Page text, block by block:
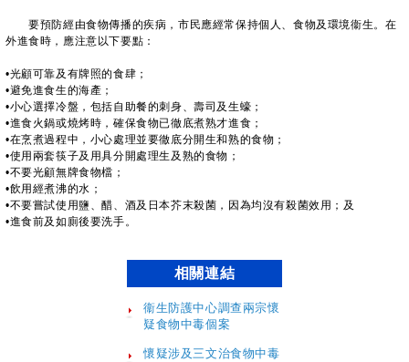
要預防經由食物傳播的疾病，市民應經常保持個人、食物及環境衞生。在
外進食時，應注意以下要點：
•光顧可靠及有牌照的食肆；
•避免進食生的海產；
•小心選擇冷盤，包括自助餐的刺身、壽司及生蠔；
•進食火鍋或燒烤時，確保食物已徹底煮熟才進食；
•在烹煮過程中，小心處理並要徹底分開生和熟的食物；
•使用兩套筷子及用具分開處理生及熟的食物；
•不要光顧無牌食物檔；
•飲用經煮沸的水；
•不要嘗試使用鹽、醋、酒及日本芥末殺菌，因為均沒有殺菌效用；及
•進食前及如廁後要洗手。
相關連結
衞生防護中心調查兩宗懷
疑食物中毒個案
懷疑涉及三文治食物中毒